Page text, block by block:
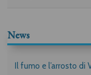
News
Il fumo e l’arrosto di